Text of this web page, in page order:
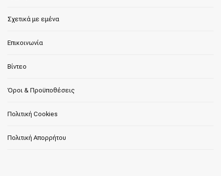
Σχετικά με εμένα
Επικοινωνία
Βίντεο
Όροι & Προϋποθέσεις
Πολιτική Cookies
Πολιτική Απορρήτου